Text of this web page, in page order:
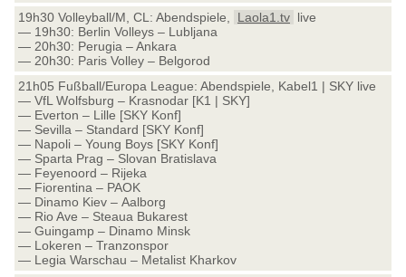
19h30 Volleyball/M, CL: Abendspiele,
Laola1.tv live
— 19h30: Berlin Volleys – Lubljana
— 20h30: Perugia – Ankara
— 20h30: Paris Volley – Belgorod
21h05 Fußball/Europa League: Abendspiele, Kabel1 | SKY live
— VfL Wolfsburg – Krasnodar [K1 | SKY]
— Everton – Lille [SKY Konf]
— Sevilla – Standard [SKY Konf]
— Napoli – Young Boys [SKY Konf]
— Sparta Prag – Slovan Bratislava
— Feyenoord – Rijeka
— Fiorentina – PAOK
— Dinamo Kiev – Aalborg
— Rio Ave – Steaua Bukarest
— Guingamp – Dinamo Minsk
— Lokeren – Tranzonspor
— Legia Warschau – Metalist Kharkov